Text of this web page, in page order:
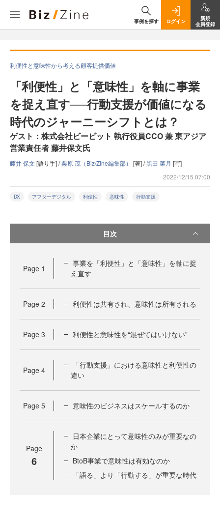
事例を探す ログイン
新規
会員登録
利便性と意味性から考える顧客提供価値
「利便性」と「意味性」を軸に事業
を捉え直す──行動支援が価値になる
時代のジャーニーシフトとは？
ゲスト：株式会社ビービット 執行役員CCO 兼 東アジア
営業責任者 藤井保文氏
藤井 保文 [語り手] /栗原 茂（Biz/Zine編集部） [著] /黑田 菜月 [写]
2022/12/15 07:00
DX アフターデジタル 利便性 意味性 行動支援
目次
Page 1
事業を「利便性」と「意味性」を軸に捉
え直す
Page 2 利便性は共有され、意味性は所有される
Page 3 利便性と意味性を“混ぜてはいけない”
Page 4
「行動支援」における意味性と利便性の
違い
Page 5 意味性のビジネスはスケールするのか
Page
6
日本企業にとって意味性のみが重要なの
か
BtoB事業で意味性は有効なのか
「語る」より「行動する」が重要な時代